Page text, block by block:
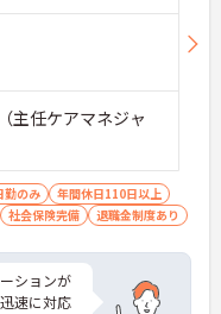
主任ケアマネジャ
勤のみ
年間休日110日以上
社会保険完備 退職金制度あり
ションが
速に対応